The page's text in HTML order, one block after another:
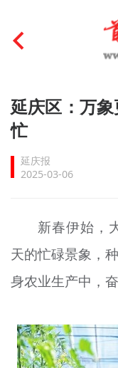
首页
文明创建
文明实践
未成年人思想道
榜样人物
文明评论
延庆区：万
忙
延庆报
2025-03-06
新春伊始，
天的忙碌景象，
身农业生产中，